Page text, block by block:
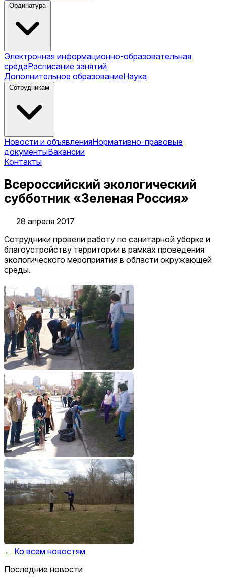
Ординатура
Электронная информационно-образовательная
средаРасписание занятий
Дополнительное образованиеНаука
Сотрудникам
Новости и объявленияНормативно-правовые
документыВакансии
Контакты
Всероссийский экологический
субботник «Зеленая Россия»
28 апреля 2017
Сотрудники провели работу по санитарной уборке и
благоустройству территории в рамках проведения
экологического мероприятия в области окружающей
среды.
← Ко всем новостям
Последние новости